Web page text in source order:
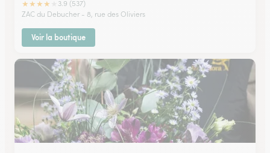
★★★★
3.9 (537)
ZAC du Debucher - 8, rue des Oliviers
Voir la boutique